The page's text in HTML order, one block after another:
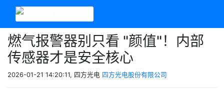
燃气报警器别只看 "颜值"！内部
传感器才是安全核心
2026-01-21 14:20:11, 四方光电 四方光电股份有限公司